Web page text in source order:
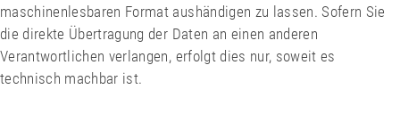
maschinenlesbaren Format aushändigen zu lassen. Sofern Sie
die direkte Übertragung der Daten an einen anderen
Verantwortlichen verlangen, erfolgt dies nur, soweit es
technisch machbar ist.